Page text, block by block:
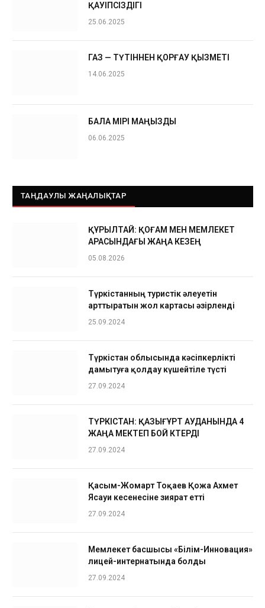
ҚАУІПСІЗДІГІ
25.06.2025
ГАЗ — ТҮТІННЕН ҚОРҒАУ ҚЫЗМЕТІ
14.06.2025
БАЛА ӨМІРІ МАҢЫЗДЫ
06.06.2025
ТАҢДАУЛЫ ЖАҢАЛЫҚТАР
ҚҰРЫЛТАЙ: ҚОҒАМ МЕН МЕМЛЕКЕТ
АРАСЫНДАҒЫ ЖАҢА КЕЗЕҢ
05.08.2026
Түркістанның туристік әлеуетін
арттыратын жол картасы әзірленді
25.09.2024
Түркістан облысында кәсіпкерлікті
дамытуға қолдау күшейтіле түсті
27.09.2024
ТҮРКІСТАН: ҚАЗЫҒҰРТ АУДАНЫНДА 4
ЖАҢА МЕКТЕП БОЙ КӨТЕРДІ
27.09.2024
Қасым-Жомарт Тоқаев Қожа Ахмет
Ясауи кесенесіне зиярат етті
27.09.2024
Мемлекет басшысы «Білім-Инновация»
лицей-интернатында болды
27.09.2024